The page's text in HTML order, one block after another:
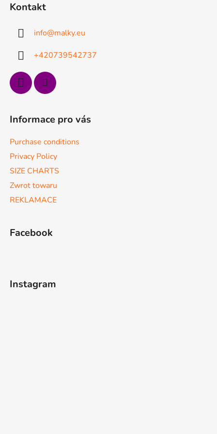
Kontakt
info@malky.eu
+420739542737
Informace pro vás
Purchase conditions
Privacy Policy
SIZE CHARTS
Zwrot towaru
REKLAMACE
Facebook
Instagram